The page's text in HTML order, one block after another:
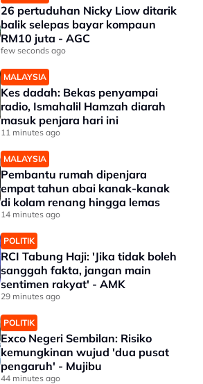
26 pertuduhan Nicky Liow ditarik
balik selepas bayar kompaun
RM10 juta - AGC
few seconds ago
MALAYSIA
Kes dadah: Bekas penyampai
radio, Ismahalil Hamzah diarah
masuk penjara hari ini
11 minutes ago
MALAYSIA
Pembantu rumah dipenjara
empat tahun abai kanak-kanak
di kolam renang hingga lemas
14 minutes ago
POLITIK
RCI Tabung Haji: 'Jika tidak boleh
sanggah fakta, jangan main
sentimen rakyat' - AMK
29 minutes ago
POLITIK
Exco Negeri Sembilan: Risiko
kemungkinan wujud 'dua pusat
pengaruh' - Mujibu
44 minutes ago